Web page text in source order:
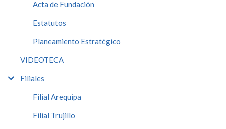
Acta de Fundación
Estatutos
Planeamiento Estratégico
VIDEOTECA
Filiales
Filial Arequipa
Filial Trujillo